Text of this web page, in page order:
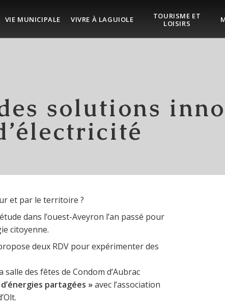
VIE MUNICIPALE VIVRE À LAGUIOLE
TOURISME ET
LOISIRS
solutions
et par le territoire ?
dans l’ouest-Aveyron l’an passé pour
citoyenne.
deux RDV pour expérimenter des
salle des fêtes de Condom d’Aubrac
partagées »avec l’association